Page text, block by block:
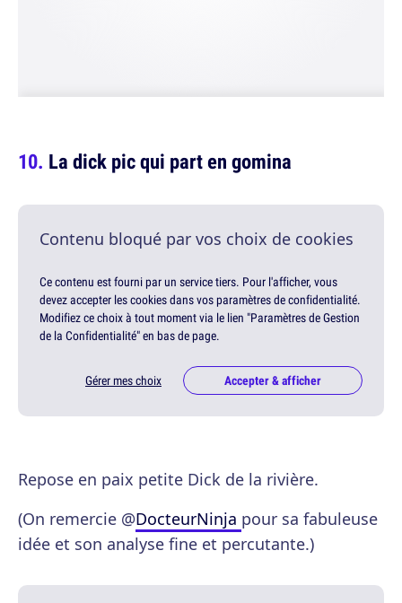
La dick pic qui part en gomina
Contenu bloqué par vos choix de cookies
Ce contenu est fourni par un service tiers. Pour l'afficher, vous
devez accepter les cookies dans vos paramètres de confidentialité.
Modifiez ce choix à tout moment via le lien "Paramètres de Gestion
de la Confidentialité" en bas de page.
Gérer mes choix Accepter & afficher
Repose en paix petite Dick de la rivière.
(On remercie @DocteurNinja pour sa fabuleuse
idée et son analyse fine et percutante.)